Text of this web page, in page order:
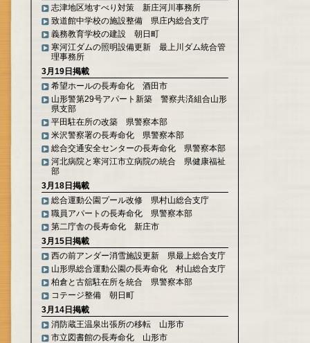
志津地区地すべり対策 新庄河川事務所
致道館中学校の施設整備 県庄内総合支庁
義務教育学校の建設 朝日町
寒河江ダムの照明設備更新 最上川ダム統合管
理事務所
3月19日掲載
希望ホールの長寿命化 酒田市
山形警第29号アパート新築 警察共済組合山形
県支部
平田駐在所の改築 県警察本部
米沢警察署の長寿命化 県警察本部
総合交通安全センターの長寿命化 県警察本部
河北病院と寒河江市立病院の統合 県健康福祉
部
3月18日掲載
総合運動公園プール改修 県村山総合支庁
職員アパートの長寿命化 県警察本部
第二庁舎の長寿命化 新庄市
3月15日掲載
西の前アンダー消雪施設更新 県最上総合支庁
山形県総合運動公園の長寿命化 村山総合支庁
柏倉と古舘駐在所を統合 県警察本部
コテージ整備 朝日町
3月14日掲載
消防蔵王温泉出張所の移転 山形市
市立図書館の長寿命化 山形市